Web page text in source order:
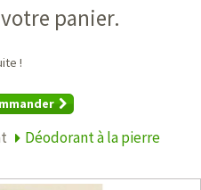
panier.
!
Déodorant à la pierre